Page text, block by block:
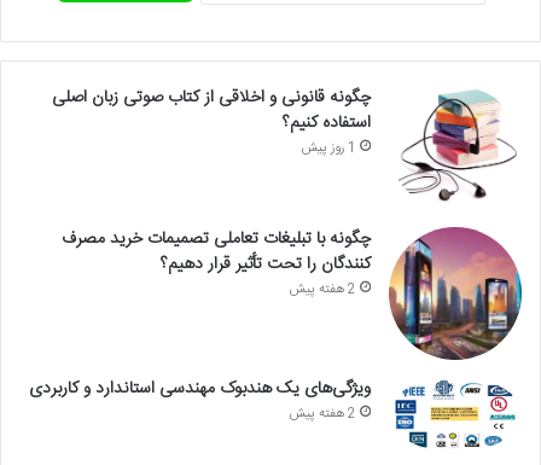
چگونه قانونی و اخلاقی از کتاب صوتی زبان اصلی
استفاده کنیم؟
1 روز پیش
چگونه با تبلیغات تعاملی تصمیمات خرید مصرف
کنندگان را تحت تأثیر قرار دهیم؟
2 هفته پیش
ویژگی‌های یک هندبوک مهندسی استاندارد و کاربردی
2 هفته پیش